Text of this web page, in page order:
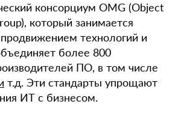
консорциум OMG (Object
который занимается
технологий и
более 800
ПО, в том числе
т.д. Эти стандарты упрощают
ИТ с бизнесом.